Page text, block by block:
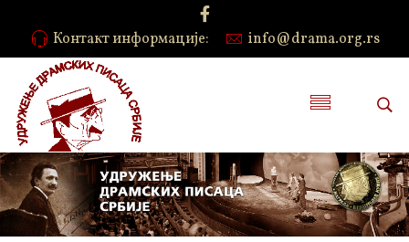
Контакт информације: info@drama.org.rs